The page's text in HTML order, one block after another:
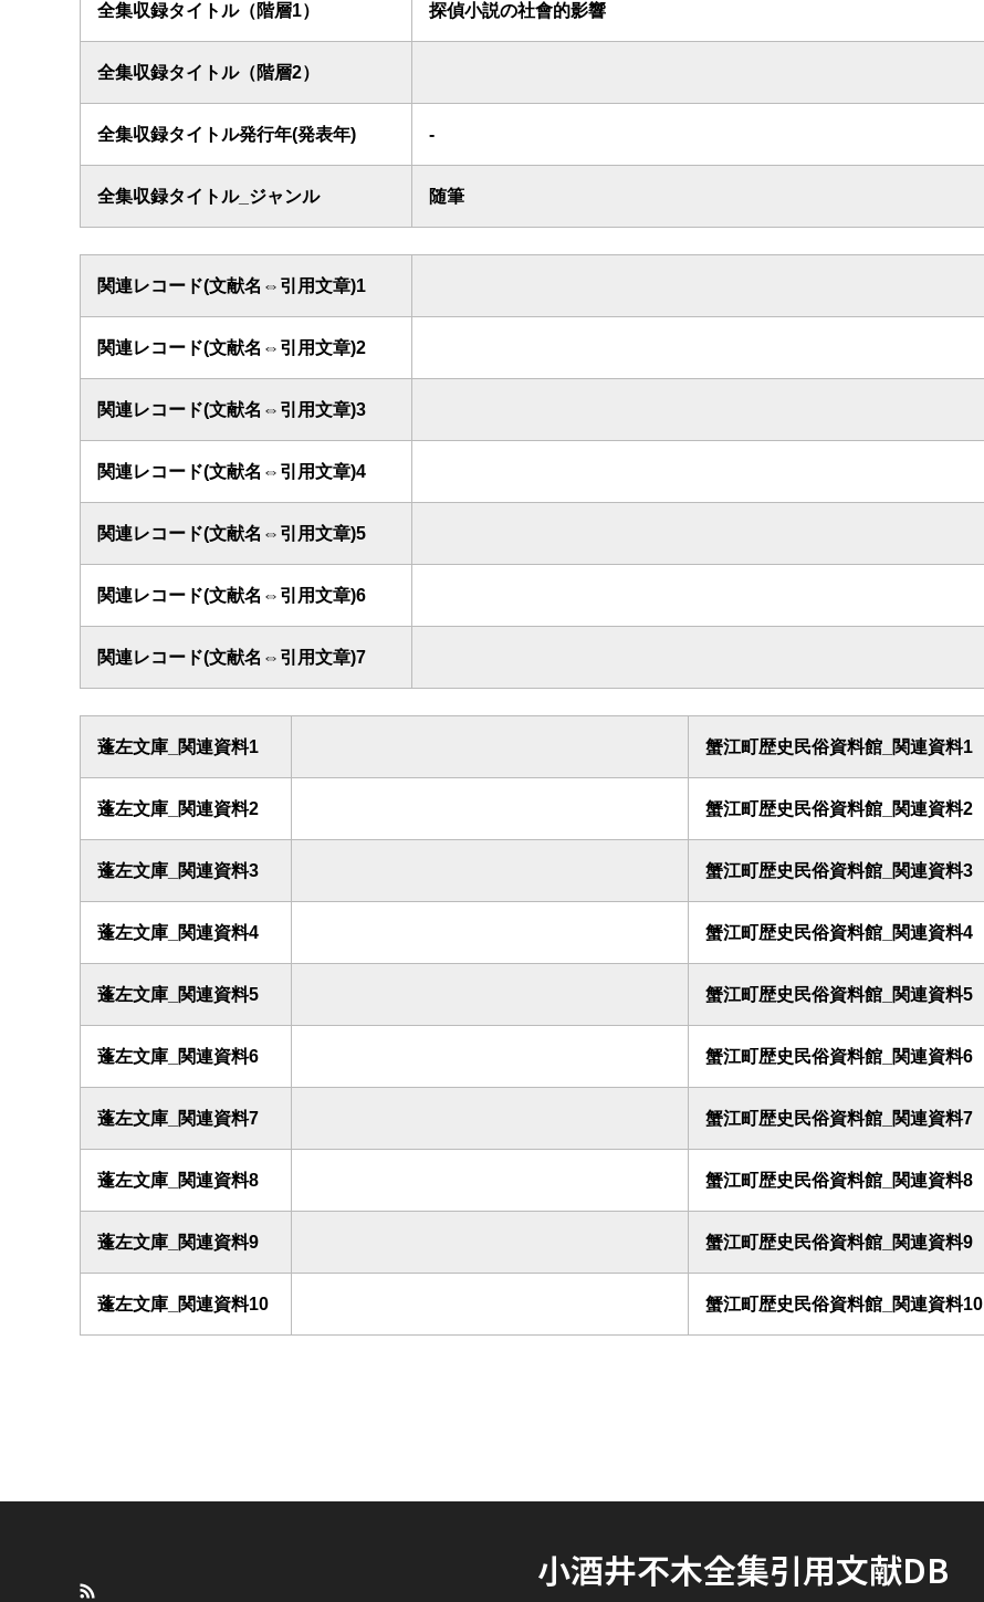
全集収録タイトル（階層1） 探偵小説の社會的影響
全集収録タイトル（階層2）
全集収録タイトル発行年(発表年) -
全集収録タイトル_ジャンル 随筆
関連レコード(文献名⇔引用文章)1
関連レコード(文献名⇔引用文章)2
関連レコード(文献名⇔引用文章)3
関連レコード(文献名⇔引用文章)4
関連レコード(文献名⇔引用文章)5
関連レコード(文献名⇔引用文章)6
関連レコード(文献名⇔引用文章)7
蓬左文庫_関連資料1 蟹江町歴史民俗資料館_関連資料1
蓬左文庫_関連資料2 蟹江町歴史民俗資料館_関連資料2
蓬左文庫_関連資料3 蟹江町歴史民俗資料館_関連資料3
蓬左文庫_関連資料4 蟹江町歴史民俗資料館_関連資料4
蓬左文庫_関連資料5 蟹江町歴史民俗資料館_関連資料5
蓬左文庫_関連資料6 蟹江町歴史民俗資料館_関連資料6
蓬左文庫_関連資料7 蟹江町歴史民俗資料館_関連資料7
蓬左文庫_関連資料8 蟹江町歴史民俗資料館_関連資料8
蓬左文庫_関連資料9 蟹江町歴史民俗資料館_関連資料9
蓬左文庫_関連資料10 蟹江町歴史民俗資料館_関連資料10
小酒井不木全集引用文献DB